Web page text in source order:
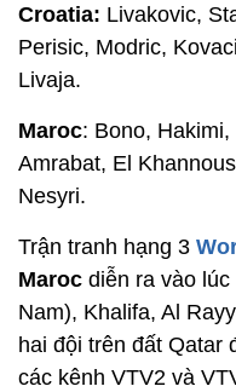
Croatia: Livakovic,
Perisic, Modric,
Livaja.
Maroc: Bono,
Amrabat, El
Nesyri.
Trận tranh hạng 3
Maroc diễn ra vào
Nam), Khalifa, Al
hai đội trên đất Qatar
các kênh VTV2 và